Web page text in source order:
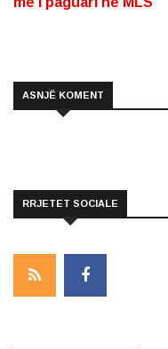
ASNJË KOMENT
RRJETET SOCIALE